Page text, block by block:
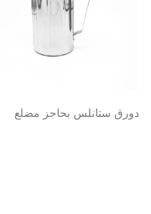
دورق ستانلس بحاجز مضلع